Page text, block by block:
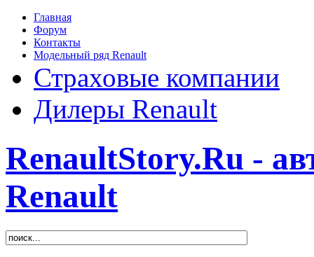
Главная
Форум
Контакты
Модельный ряд Renault
Страховые компании
Дилеры Renault
RenaultStory.Ru -
Renault